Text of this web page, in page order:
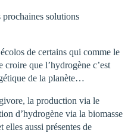
prochaines solutions
de certains qui comme le
croire que l’hydrogène c’est
de la planète…
la production via le
d’hydrogène via la biomasse
elles aussi présentes de